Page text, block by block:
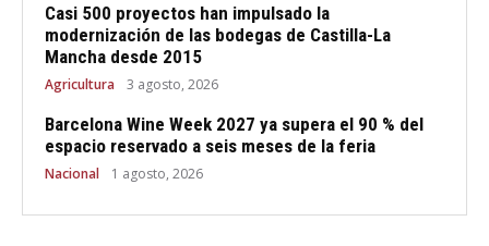
Casi 500 proyectos han impulsado la
modernización de las bodegas de Castilla-La
Mancha desde 2015
Agricultura 3 agosto, 2026
Barcelona Wine Week 2027 ya supera el 90 % del
espacio reservado a seis meses de la feria
Nacional 1 agosto, 2026